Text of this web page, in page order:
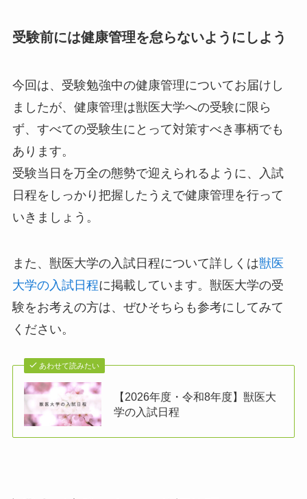
受験前には健康管理を怠らないようにしよう
今回は、受験勉強中の健康管理についてお届けし
ましたが、健康管理は獣医大学への受験に限ら
ず、すべての受験生にとって対策すべき事柄でも
あります。
受験当日を万全の態勢で迎えられるように、入試
日程をしっかり把握したうえで健康管理を行って
いきましょう。
また、獣医大学の入試日程について詳しくは獣医
大学の入試日程に掲載しています。獣医大学の受
験をお考えの方は、ぜひそちらも参考にしてみて
ください。
あわせて読みたい
【2026年度・令和8年度】獣医大
学の入試日程